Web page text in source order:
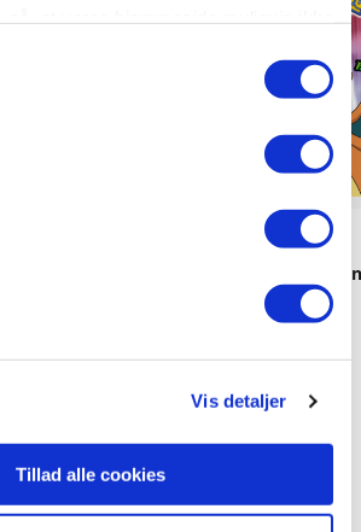
Vis detaljer
Tillad alle cookies
Hardcover
Læs med
horisonten